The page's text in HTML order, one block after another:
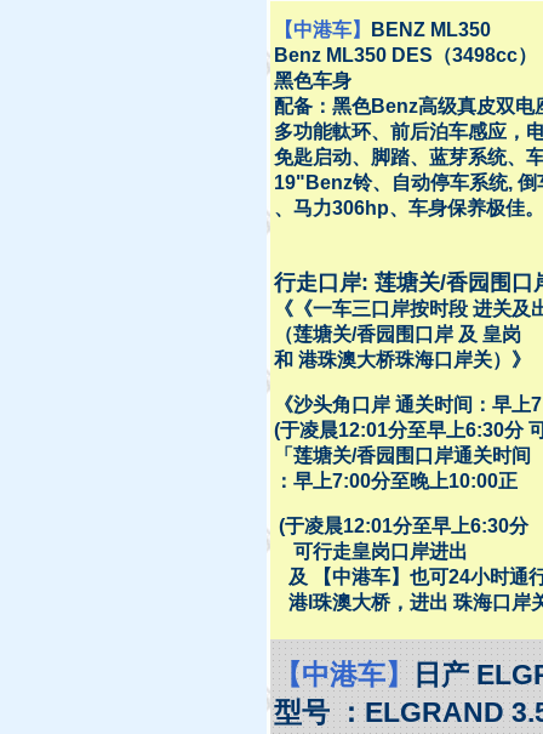
【中港车】
BENZ ML350
Benz ML350 DES（3498cc）
黑色车身
配备：黑色Benz高级真皮双电
多功能軚环、前后泊车感应，
免匙启动、脚踏、蓝芽系统、
19"Benz铃、自动停车系统, 倒
、马力306hp、车身保养极佳。
行走口岸: 莲塘关/香园围口
《《一车三口岸按时段 进关及
（莲塘关/香园围口岸 及 皇岗
和 港珠澳大桥珠海口岸关）》
《沙头角口岸 通关时间：早
(于凌晨12:01分至早上6:30分
「莲塘关/香园围口岸通关时间
：早上7:00分至晚上10:00正
(于凌晨12:01分至早上6:30分
可行走皇岗口岸进出
及 【中港车】也可24小时通
港l珠澳大桥，进出 珠海口岸
【中港车】 日产
型号：ELGRAND